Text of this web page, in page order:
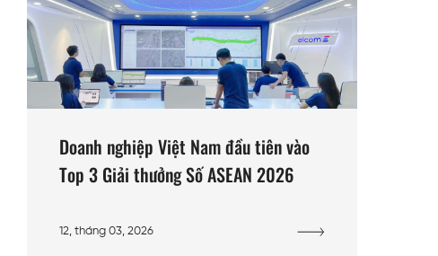
Doanh nghiệp Việt Nam đầu tiên vào
Top 3 Giải thưởng Số ASEAN 2026
12, tháng 03, 2026